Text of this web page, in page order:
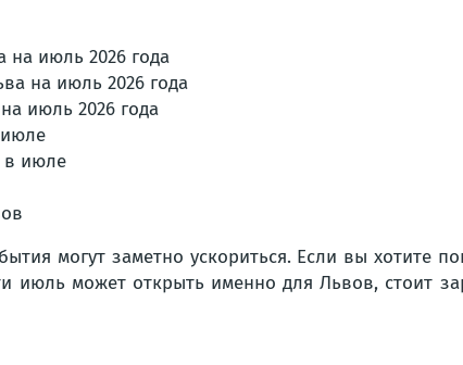
июль 2026 года
на июль 2026 года
июль 2026 года
в июле
могут заметно ускориться. Если вы хотите
может открыть именно для Львов, стоит